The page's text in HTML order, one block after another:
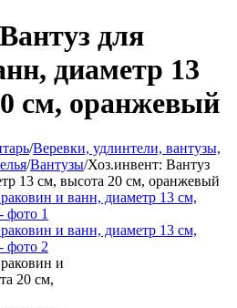
для
диаметр 13
см, оранжевый
/Веревки, удлинтели, вантузы,
/Вантузы/Хоз.инвент: Вантуз
13 см, высота 20 см, оранжевый